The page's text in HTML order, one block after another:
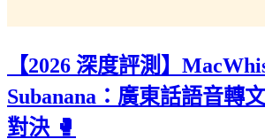
【2026 深度評測】
Subanana：廣東話語音轉
對決 🥊